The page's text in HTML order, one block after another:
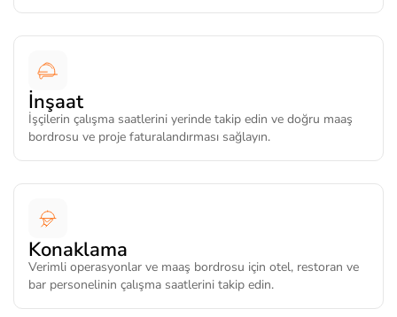
İnşaat
İşçilerin çalışma saatlerini yerinde takip edin ve doğru maaş
bordrosu ve proje faturalandırması sağlayın.
Konaklama
Verimli operasyonlar ve maaş bordrosu için otel, restoran ve
bar personelinin çalışma saatlerini takip edin.